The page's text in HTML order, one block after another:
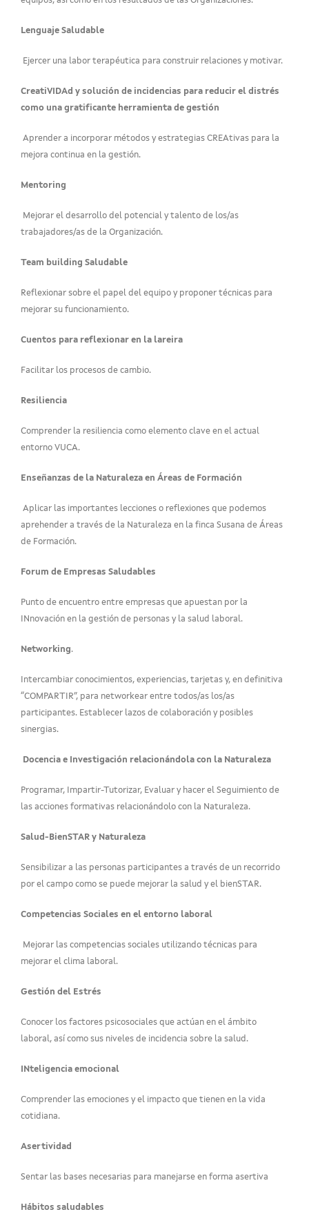
Lenguaje Saludable
Ejercer una labor terapéutica para construir relaciones y motivar.
CreatiVIDAd y solución de incidencias para reducir el distrés
como una gratificante herramienta de gestión
Aprender a incorporar métodos y estrategias CREAtivas para la
mejora continua en la gestión.
Mentoring
Mejorar el desarrollo del potencial y talento de los/as
trabajadores/as de la Organización.
Team building Saludable
Reflexionar sobre el papel del equipo y proponer técnicas para
mejorar su funcionamiento.
Cuentos para reflexionar en la lareira
Facilitar los procesos de cambio.
Resiliencia
Comprender la resiliencia como elemento clave en el actual
entorno VUCA.
Enseñanzas de la Naturaleza en Áreas de Formación
Aplicar las importantes lecciones o reflexiones que podemos
aprehender a través de la Naturaleza en la finca Susana de Áreas
de Formación.
Forum de Empresas Saludables
Punto de encuentro entre empresas que apuestan por la
INnovación en la gestión de personas y la salud laboral.
Networking.
Intercambiar conocimientos, experiencias, tarjetas y, en definitiva
“COMPARTIR”, para networkear entre todos/as los/as
participantes. Establecer lazos de colaboración y posibles
sinergias.
Docencia e Investigación relacionándola con la Naturaleza
Programar, Impartir-Tutorizar, Evaluar y hacer el Seguimiento de
las acciones formativas relacionándolo con la Naturaleza.
Salud-BienSTAR y Naturaleza
Sensibilizar a las personas participantes a través de un recorrido
por el campo como se puede mejorar la salud y el bienSTAR.
Competencias Sociales en el entorno laboral
Mejorar las competencias sociales utilizando técnicas para
mejorar el clima laboral.
Gestión del Estrés
Conocer los factores psicosociales que actúan en el ámbito
laboral, así como sus niveles de incidencia sobre la salud.
INteligencia emocional
Comprender las emociones y el impacto que tienen en la vida
cotidiana.
Asertividad
Sentar las bases necesarias para manejarse en forma asertiva
Hábitos saludables